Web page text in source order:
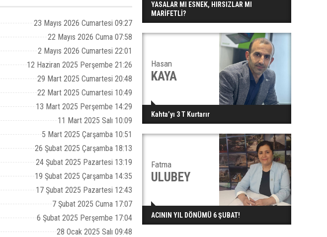
23 Mayıs 2026 Cumartesi 09:27
22 Mayıs 2026 Cuma 07:58
2 Mayıs 2026 Cumartesi 22:01
12 Haziran 2025 Perşembe 21:26
29 Mart 2025 Cumartesi 20:48
22 Mart 2025 Cumartesi 10:49
13 Mart 2025 Perşembe 14:29
11 Mart 2025 Salı 10:09
5 Mart 2025 Çarşamba 10:51
26 Şubat 2025 Çarşamba 18:13
24 Şubat 2025 Pazartesi 13:19
19 Şubat 2025 Çarşamba 14:35
17 Şubat 2025 Pazartesi 12:43
7 Şubat 2025 Cuma 17:07
6 Şubat 2025 Perşembe 17:04
28 Ocak 2025 Salı 09:48
YASALAR MI ESNEK, HIRSIZLAR MI
MARİFETLİ?
Hasan
KAYA
Kahta’yı 3 T Kurtarır
Fatma
ULUBEY
ACININ YIL DÖNÜMÜ 6 ŞUBAT!